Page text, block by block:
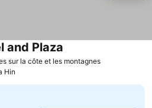
sur la côte et les montagnesConsulter
and Plaza
Hin